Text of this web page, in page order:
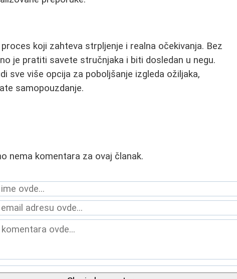
koji zahteva strpljenje i realna očekivanja. Bez
je pratiti savete stručnjaka i biti dosledan u negu.
sve više opcija za poboljšanje izgleda ožiljaka,
samopouzdanje.
nema komentara za ovaj članak.